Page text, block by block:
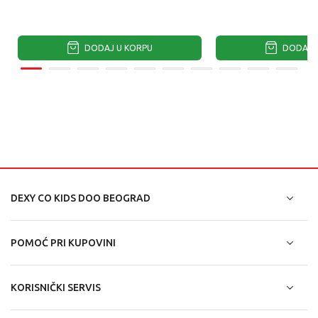
DODAJ U KORPU DODAJ
DEXY CO KIDS DOO BEOGRAD
POMOĆ PRI KUPOVINI
KORISNIČKI SERVIS